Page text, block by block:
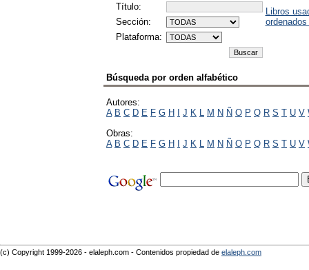
Título:
Sección:
Plataforma:
Libros
Búsqueda por orden alfabético
Autores:
A B C D E F G H I J K L M N Ñ O P Q R S T U V
Obras:
A B C D E F G H I J K L M N Ñ O P Q R S T U V
(c) Copyright 1999-2026 - elaleph.com - Contenidos propiedad de elaleph.com